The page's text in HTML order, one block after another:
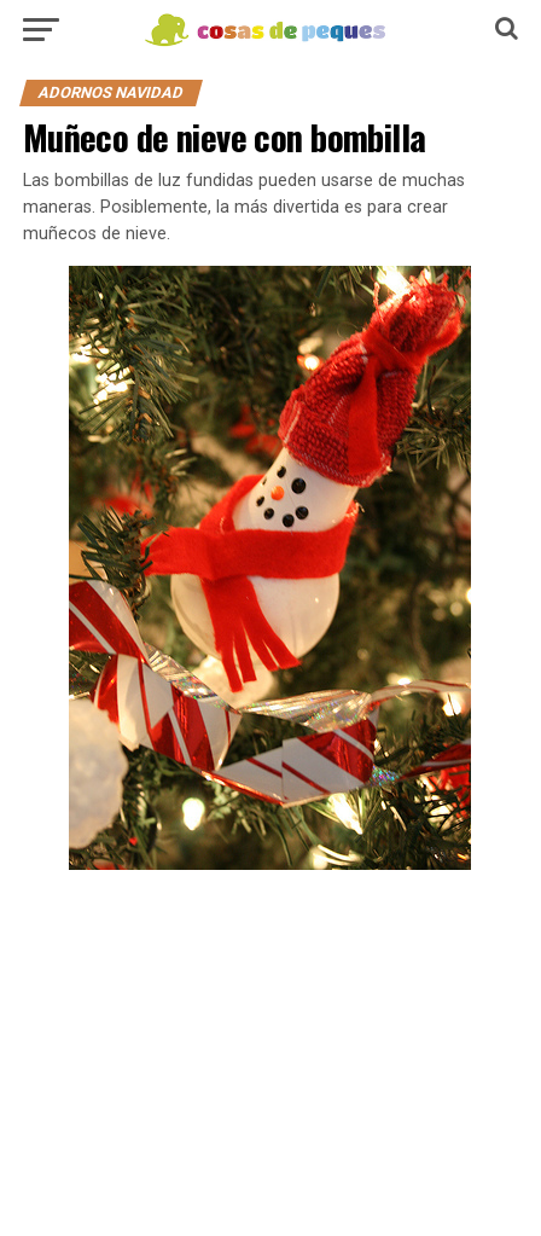
ADORNOS NAVIDAD
Muñeco de nieve con bombilla
Las bombillas de luz fundidas pueden usarse de muchas
maneras. Posiblemente, la más divertida es para crear
muñecos de nieve.